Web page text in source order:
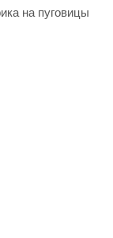
на пуговицы